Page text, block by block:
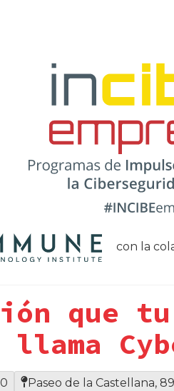
con la
que
llama
Paseo de la Castellana,